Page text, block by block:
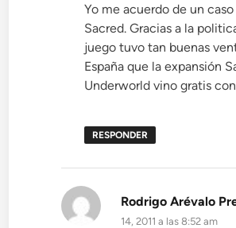
Yo me acuerdo de un
Sacred. Gracias a la
juego tuvo tan buenas
España que la expansión
Underworld vino gratis
RESPONDER
Rodrigo Arévalo
14, 2011 a las 8:52 am